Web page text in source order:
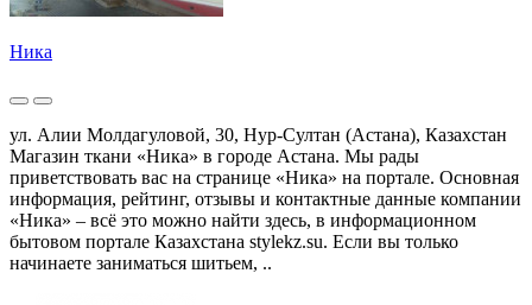
Ника
ул. Алии Молдагуловой, 30, Нур-Султан (Астана), Казахстан
Магазин ткани «Ника» в городе Астана. Мы рады
приветствовать вас на странице «Ника» на портале. Основная
информация, рейтинг, отзывы и контактные данные компании
«Ника» – всё это можно найти здесь, в информационном
бытовом портале Казахстана stylekz.su. Если вы только
начинаете заниматься шитьем, ..